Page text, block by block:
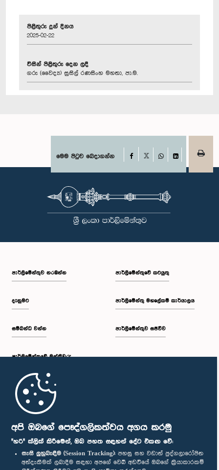
අපි ඔබගේ පෞද්ගලිකත්වය අගය කරමු
"හරි" ක්ලික් කිරීමෙන්, ඔබ පහත සඳහන් දේට එකඟ වේ:
සැසි ලුහුබැඳීම (Session Tracking): පහසු සහ වඩාත් පුද්ගලාරෝපිත
අත්දැකීමක් ලබාදීම සඳහා අපගේ වෙබ් අඩවියේ ඔබගේ ක්‍රියාකාරකම්
පිළිතුරු දුන් දිනය
2025-02-22
විසින් පිළිතුරු දෙන ලදී
ගරු (වෛද්‍ය) සුසිල් රණසිංහ මහතා, පා.ම.
මෙම පිටුව බෙදාගන්න Facebook
WhatsAppLinkedIn
පාර්ලි‌මේන්තුව නරඹන්න
දැනුමට
සම්බන්ධ වන්න
පාර්ලි‌මේන්තුවේ මන්ත්‍රීවරු
මුල් පිටුව
පාර්ලිමේන්තුවේ කටයුතු
පාර්ලිමේන්තු මහලේකම් කාර්යාලය
පාර්ලිමේන්තුව සජීවීව
පාර්ලිමේන්තු ජංගම යෙදුම